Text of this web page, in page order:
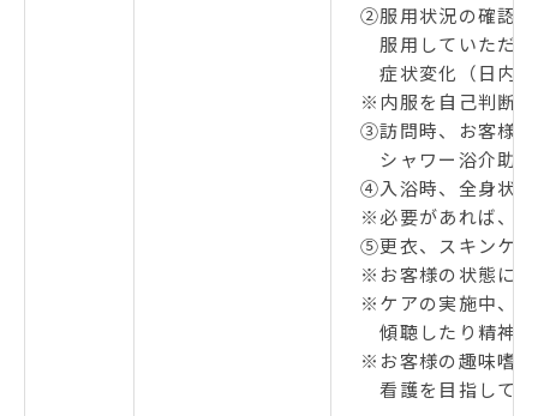
②服用状況の確認
服用していただ
症状変化（日内
※内服を自己判断
③訪問時、お客様
シャワー浴介助
④入浴時、全身状
※必要があれば、
⑤更衣、スキンケ
※お客様の状態に
※ケアの実施中、
傾聴したり精神
※お客様の趣味嗜
看護を目指して